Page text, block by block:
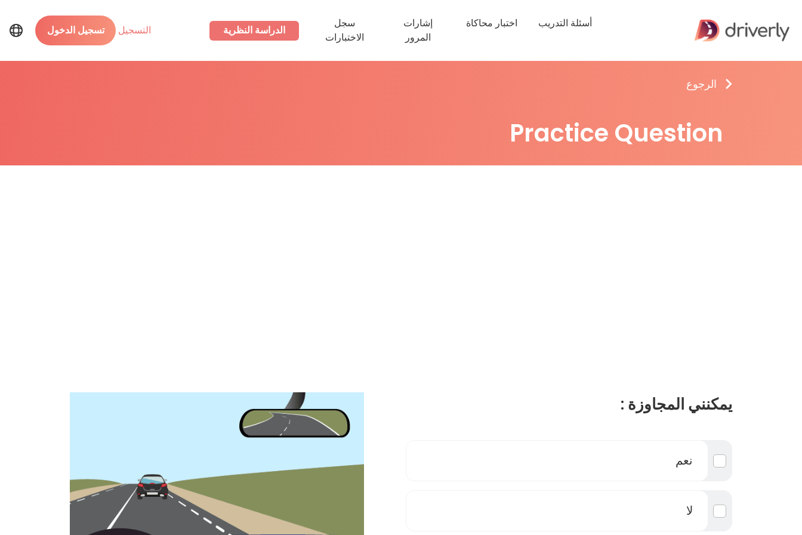
أسئلة التدريب اختبار محاكاة
إشارات
المرور
سجل
الاختبارات
الدراسة النظرية التسجيل تسجيل الدخول
الرجوع
Practice Question
يمكنني المجاوزة :
نعم
لا